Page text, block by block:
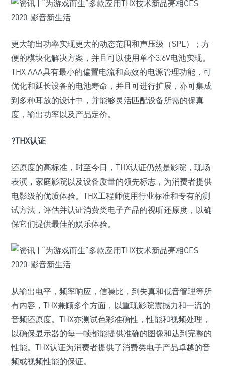
更大输出功率实现更大的动态范围和声压级（SPL）；方
便的模块化解决方案，并且可以使用单个3.6V电池实现。
THX AAA具有最小的偏置电流和高效的电源管理功能，可
优化和延长设备的电池寿命，并且可进行扩展，亦可集成
到多种耳放的设计中，并能够灵活匹配设备所需的保真
度，输出功率以及产品定价。
?THX认证
还原度的高标准，时至今日，THX认证仍然是影院，现场
表演，家庭影院以及设备质量的领先标志，为消费者提供
电影级的优质体验。THX工程师使用行业标准和专有的测
试方法，评估并认证消费类电子产品的视听还原度，以确
保它们提供最佳的娱乐体验。
从输出电平，频率响应，信噪比，到失真和低音管理等所
有内容，THX兼顾多个方面，以重现影院震撼力和一流的
音频还原度。THX亦测试色彩准确性，性能和视频处理，
以确保显示器的每一帧都能提供准确的图像和达到完整的
性能。THX认证为消费者提供了消费类电子产品卓越的音
频或视频性能的保证。